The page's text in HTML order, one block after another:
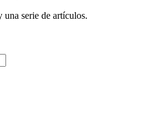
serie de artículos.